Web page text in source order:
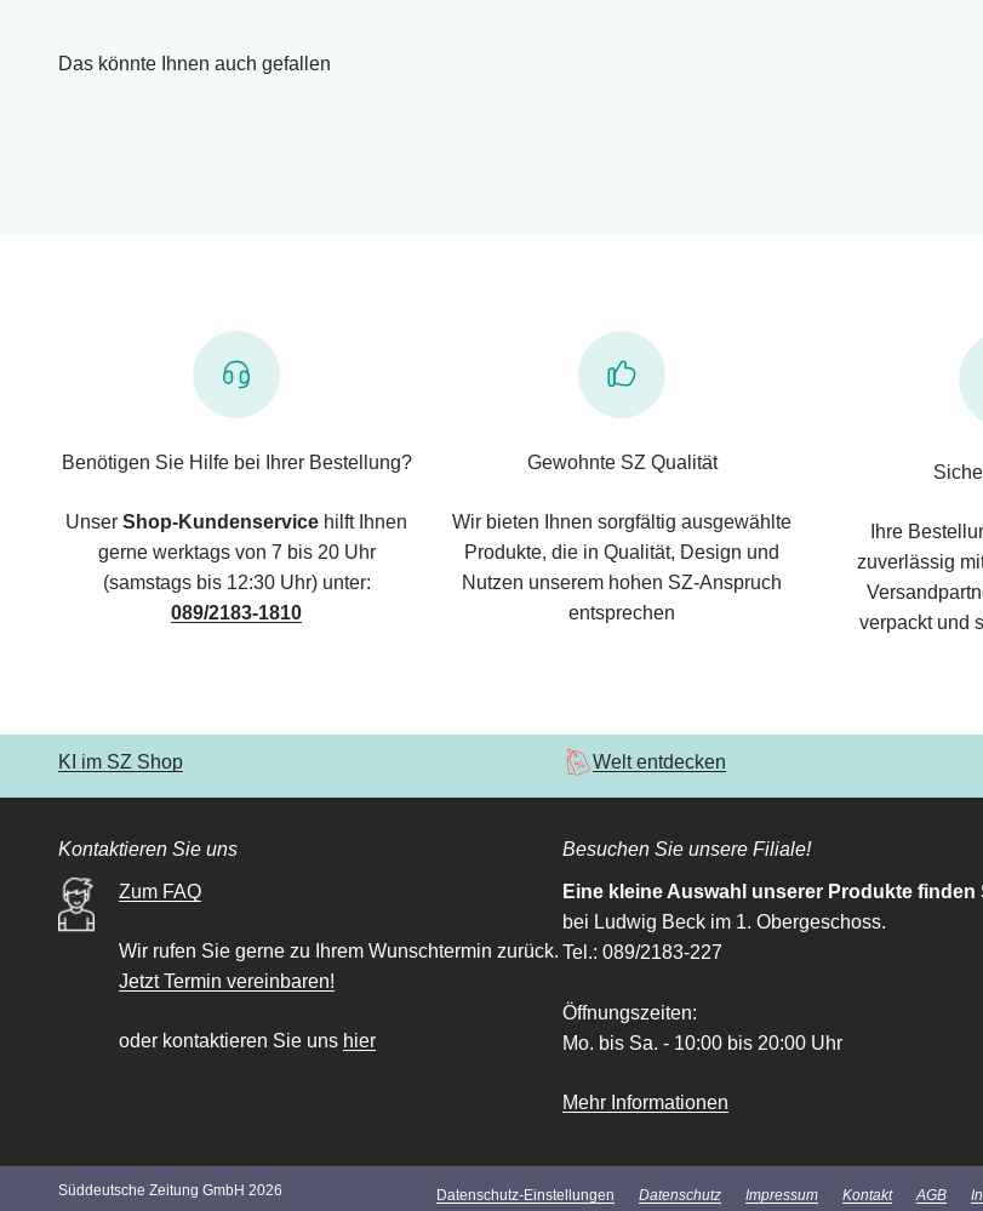
Das könnte Ihnen auch gefallen
Benötigen Sie Hilfe bei Ihrer Bestellung?
Unser Shop-Kundenservice hilft Ihnen
gerne werktags von 7 bis 20 Uhr
(samstags bis 12:30 Uhr) unter:
089/2183-1810
Gewohnte SZ Qualität
Wir bieten Ihnen sorgfältig ausgewählte
Produkte, die in Qualität, Design und
Nutzen unserem hohen SZ-Anspruch
entsprechen
Ihre
zuverlässig
verpackt und
KI im SZ Shop Welt entdecken
Kontaktieren Sie uns
Zum FAQ
Wir rufen Sie gerne zu Ihrem Wunschtermin zurück.
Jetzt Termin vereinbaren!
oder kontaktieren Sie uns hier
Besuchen Sie unsere Filiale!
Eine kleine Auswahl unserer Produkte finden
bei Ludwig Beck im 1. Obergeschoss.
Tel.: 089/2183-227
Öffnungszeiten:
Mo. bis Sa. - 10:00 bis 20:00 Uhr
Mehr Informationen
Süddeutsche Zeitung GmbH 2026 Datenschutz-Einstellungen Datenschutz Impressum Kontakt AGB